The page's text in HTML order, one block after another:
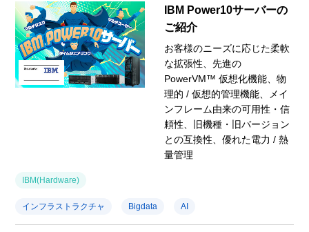
IBM Power10サーバーの
ご紹介
お客様のニーズに応じた柔軟
な拡張性、先進の
PowerVM™ 仮想化機能、物
理的 / 仮想的管理機能、メイ
ンフレーム由来の可用性・信
頼性、旧機種・旧バージョン
との互換性、優れた電力 / 熱
量管理
IBM(Hardware)
インフラストラクチャ Bigdata AI